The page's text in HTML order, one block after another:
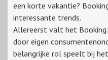
een korte vakantie?
interessante trends.
Allereerst valt het
door eigen
belangrijke rol speelt bij